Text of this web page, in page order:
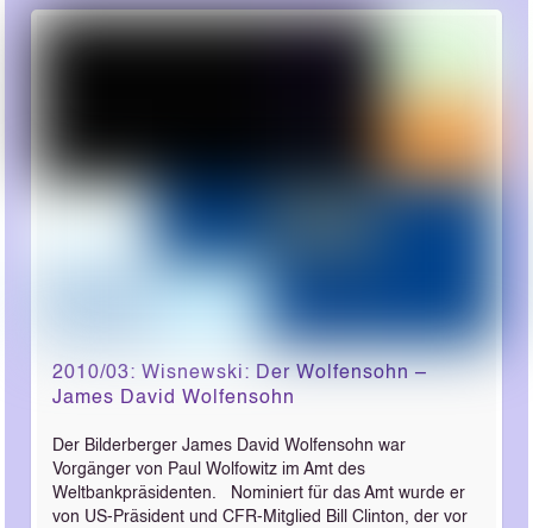
2010/03: Wisnewski: Der Wolfensohn –
James David Wolfensohn
Der Bilderberger James David Wolfensohn war
Vorgänger von Paul Wolfowitz im Amt des
Weltbankpräsidenten. Nominiert für das Amt wurde er
von US-Präsident und CFR-Mitglied Bill Clinton, der vor